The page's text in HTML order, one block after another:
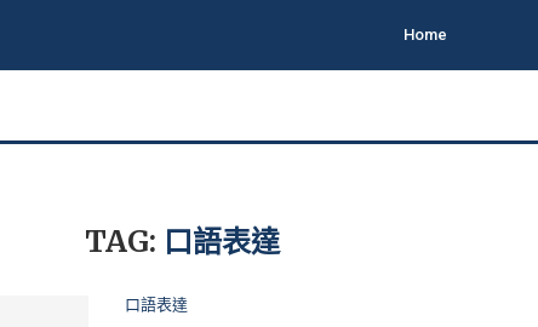
Home
TAG: 口語表達
口語表達